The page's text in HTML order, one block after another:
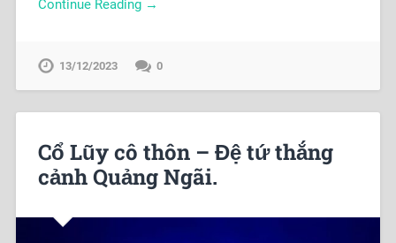
Continue Reading →
13/12/2023 0
Cổ Lũy cô thôn – Đệ tứ thắng
cảnh Quảng Ngãi.